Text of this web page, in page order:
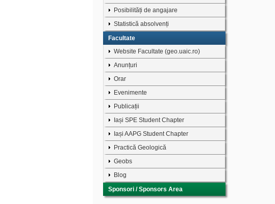
Posibilități de angajare
Statistică absolvenți
Facultate
Website Facultate (geo.uaic.ro)
Anunțuri
Orar
Evenimente
Publicații
Iași SPE Student Chapter
Iași AAPG Student Chapter
Practică Geologică
Geobs
Blog
Sponsori / Sponsors Area